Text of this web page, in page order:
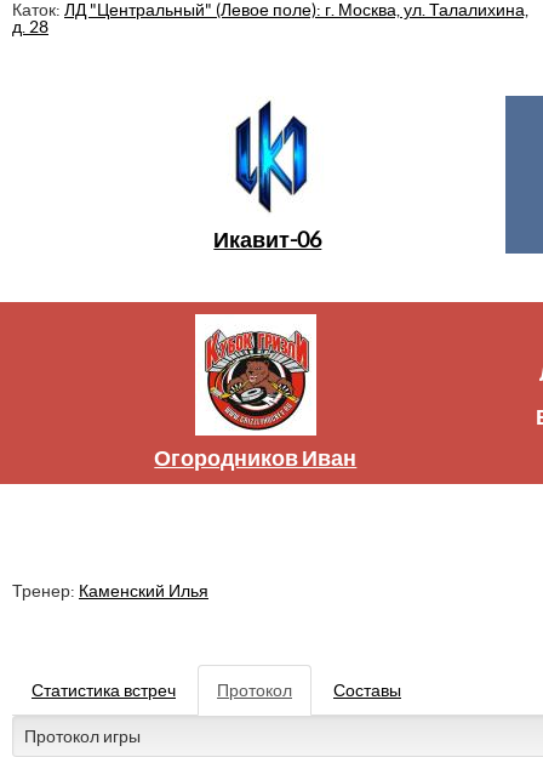
Каток: ЛД "Центральный" (Левое поле): г. Москва, ул. Талалихина,
д. 28
Икавит-06
Огородников Иван
Тренер: Каменский Илья
Статистика встреч Протокол Составы
Протокол игры